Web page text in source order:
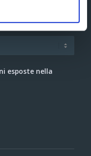
esposte nella